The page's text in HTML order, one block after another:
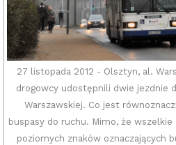
27 listopada 2012 - Olsztyn, al.
drogowcy udostępnili dwie jezdnie
Warszawskiej. Co jest
buspasy do ruchu. Mimo, że
poziomych znaków oznaczających